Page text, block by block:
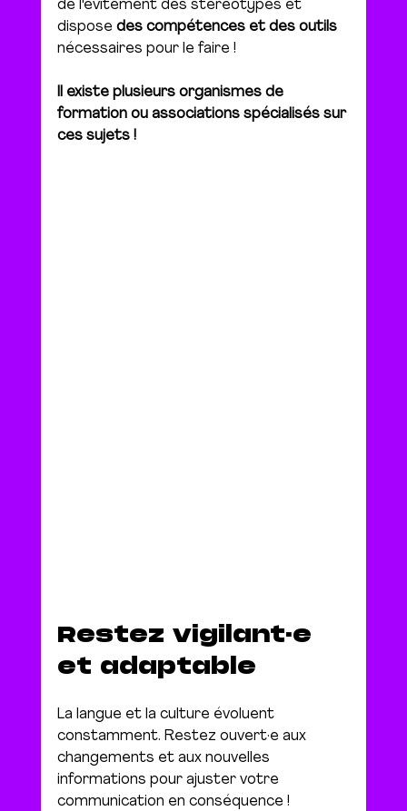
de l'évitement des stéréotypes et
dispose des compétences et des outils
nécessaires pour le faire !
Il existe plusieurs organismes de
formation ou associations spécialisés sur
ces sujets !
Restez vigilant·e
et adaptable
La langue et la culture évoluent
constamment. Restez ouvert·e aux
changements et aux nouvelles
informations pour ajuster votre
communication en conséquence !